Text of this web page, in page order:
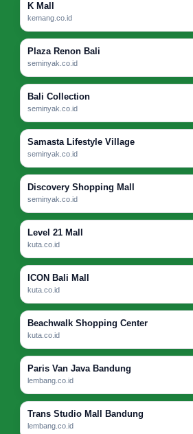
K Mall
kemang.co.id
Plaza Renon Bali
seminyak.co.id
Bali Collection
seminyak.co.id
Samasta Lifestyle Village
seminyak.co.id
Discovery Shopping Mall
seminyak.co.id
Level 21 Mall
kuta.co.id
ICON Bali Mall
kuta.co.id
Beachwalk Shopping Center
kuta.co.id
Paris Van Java Bandung
lembang.co.id
Trans Studio Mall Bandung
lembang.co.id